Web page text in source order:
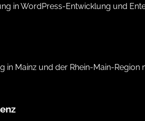
in WordPress-Entwicklung und
in Mainz und der Rhein-Main-Region